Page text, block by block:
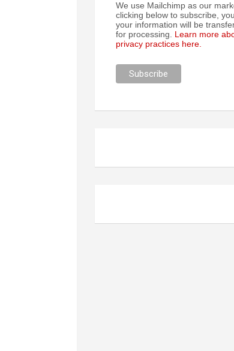
We use Mailchimp as our
clicking below to subscribe,
your information will be
for processing. Learn more
privacy practices here.